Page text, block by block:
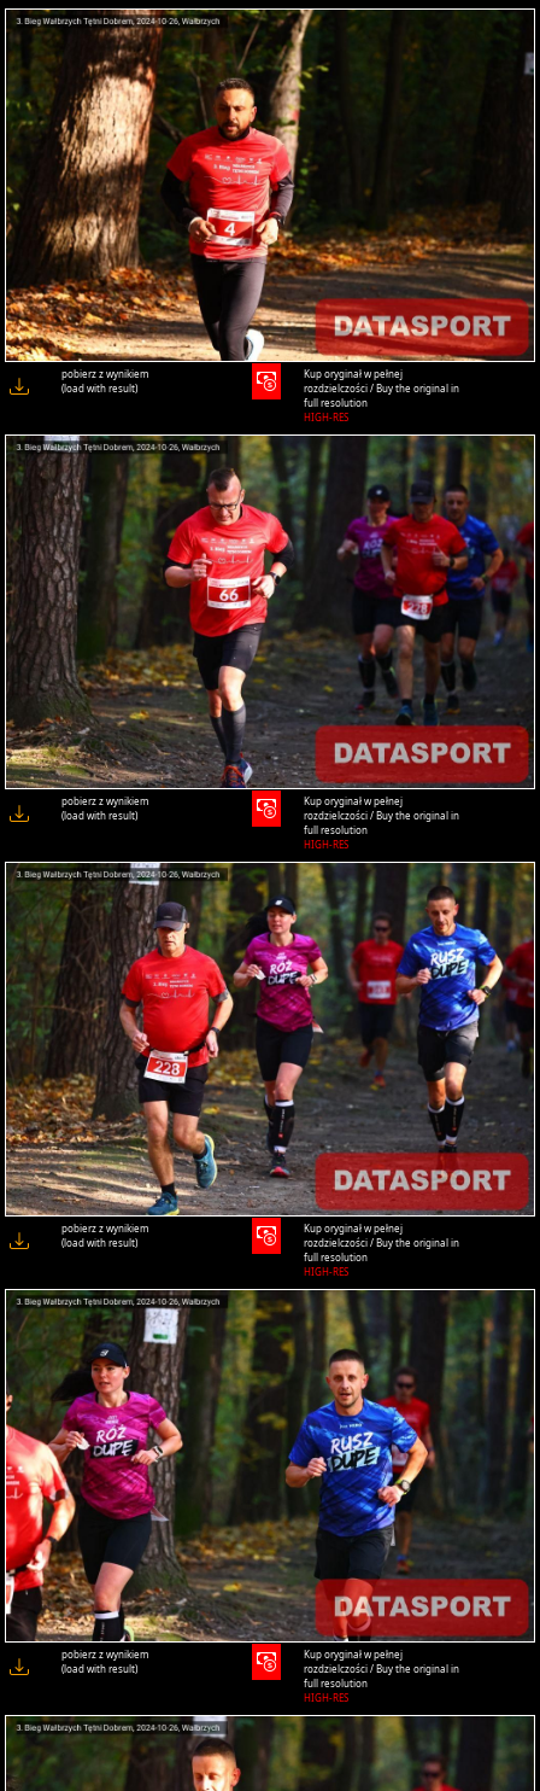
pobierz z wynikiem
(load with result)
Kup oryginał w pełnej
rozdzielczości / Buy the original in
full resolution
HIGH-RES
pobierz z wynikiem
(load with result)
Kup oryginał w pełnej
rozdzielczości / Buy the original in
full resolution
HIGH-RES
pobierz z wynikiem
(load with result)
Kup oryginał w pełnej
rozdzielczości / Buy the original in
full resolution
HIGH-RES
pobierz z wynikiem
(load with result)
Kup oryginał w pełnej
rozdzielczości / Buy the original in
full resolution
HIGH-RES